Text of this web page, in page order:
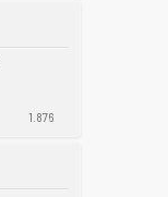
1.876